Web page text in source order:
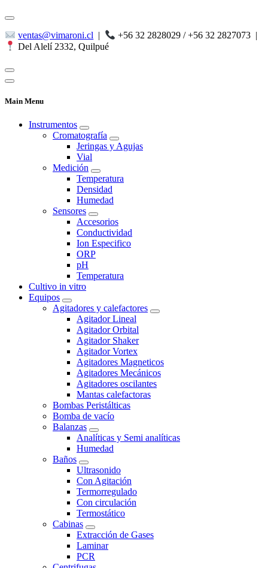
ventas@vimaroni.cl | +56 32 2828029 / +56 32 2827073 |
Del Alelí 2332, Quilpué
Main Menu
Instrumentos
Cromatografía
Jeringas y Agujas
Vial
Medición
Temperatura
Densidad
Humedad
Sensores
Accesorios
Conductividad
Ion Especifico
ORP
pH
Temperatura
Cultivo in vitro
Equipos
Agitadores y calefactores
Agitador Lineal
Agitador Orbital
Agitador Shaker
Agitador Vortex
Agitadores Magneticos
Agitadores Mecánicos
Agitadores oscilantes
Mantas calefactoras
Bombas Peristálticas
Bomba de vacío
Balanzas
Analíticas y Semi analíticas
Humedad
Baños
Ultrasonido
Con Agitación
Termorregulado
Con circulación
Termostático
Cabinas
Extracción de Gases
Laminar
PCR